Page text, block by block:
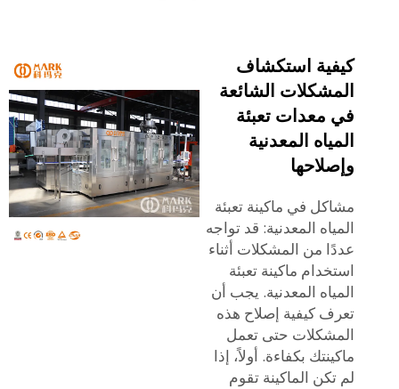
كيفية استكشاف
المشكلات الشائعة
في معدات تعبئة
المياه المعدنية
وإصلاحها
مشاكل في ماكينة تعبئة
المياه المعدنية: قد تواجه
عددًا من المشكلات أثناء
استخدام ماكينة تعبئة
المياه المعدنية. يجب أن
تعرف كيفية إصلاح هذه
المشكلات حتى تعمل
ماكينتك بكفاءة. أولاً، إذا
لم تكن الماكينة تقوم